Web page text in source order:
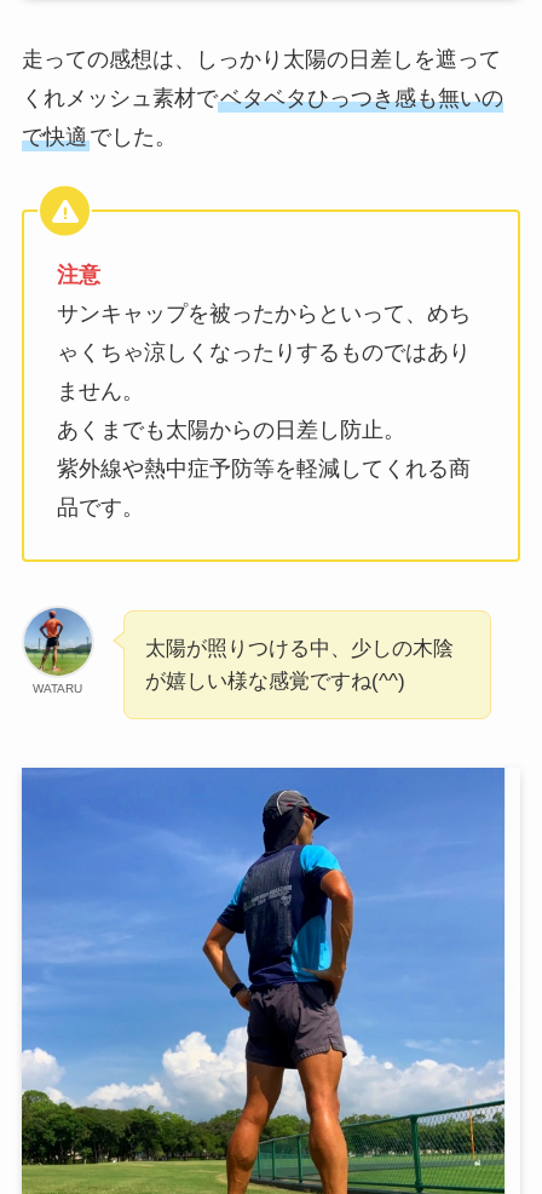
走っての感想は、しっかり太陽の日差しを遮って
くれメッシュ素材でベタベタひっつき感も無いの
で快適でした。
注意
サンキャップを被ったからといって、めち
ゃくちゃ涼しくなったりするものではあり
ません。
あくまでも太陽からの日差し防止。
紫外線や熱中症予防等を軽減してくれる商
品です。
WATARU
太陽が照りつける中、少しの木陰
が嬉しい様な感覚ですね(^^)